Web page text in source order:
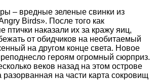
– вредные зеленые свинки из
Birds». После того как
птички наказали их за кражу яиц,
от обидчиков на необитаемый
на другом конце света. Новое
героям огромный сюрприз.
веков назад на этом острове
разорванная на части карта сокровищ